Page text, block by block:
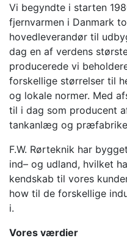
Vi begyndte i starten
fjernvarmen i Danmark
hovedleverandør til
dag en af verdens
producerede vi
forskellige størrelser til
og lokale normer. Med
til i dag som producent
tankanlæg og
F.W. Rørteknik har
ind– og udland, hvilket
kendskab til vores
how til de forskellige
i.
Vores værdier